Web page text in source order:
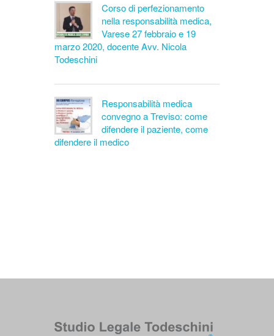
Corso di perfezionamento
nella responsabilità medica,
Varese 27 febbraio e 19
marzo 2020, docente Avv. Nicola
Todeschini
Responsabilità medica
convegno a Treviso: come
difendere il paziente, come
difendere il medico